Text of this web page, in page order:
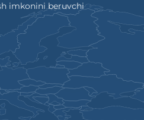
imkonini beruvchi